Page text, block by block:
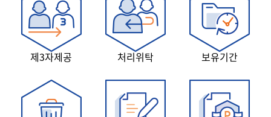
제3자제공 처리위탁 보유기간